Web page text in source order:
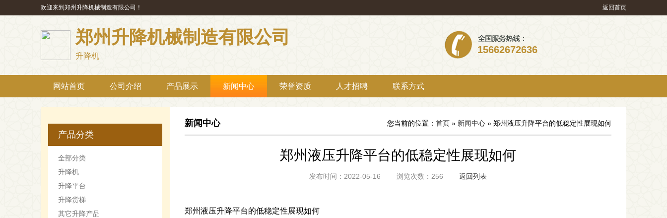
返回首页
欢迎来到郑州升降机械制造有限公司！
郑州升降机械制造有限公司
升降机
15662672636
网站首页 公司介绍 产品展示 新闻中心 荣誉资质 人才招聘 联系方式
产品分类
全部分类
升降机
升降平台
升降货梯
其它升降产品
您当前的位置： 首页 » 新闻中心 » 郑州液压升降平台的低稳定性展现如何
新闻中心
郑州液压升降平台的低稳定性展现如何
发布时间：2022-05-16 浏览次数：256 返回列表
郑州液压升降平台的低稳定性展现如何